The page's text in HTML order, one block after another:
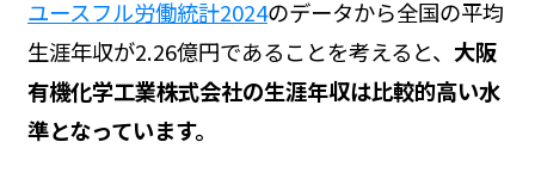
ユースフル労働統計2024のデータから全国の平均
生涯年収が2.26億円であることを考えると、 大阪
有機化学工業株式会社の生涯年収は比較的高い水
準となっています。